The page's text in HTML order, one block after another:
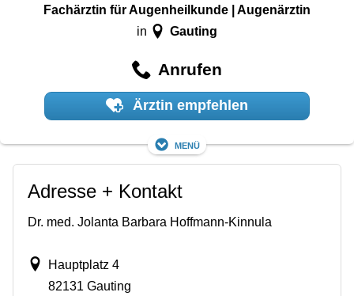
Fachärztin für Augenheilkunde | Augenärztin
in Gauting
Anrufen
Ärztin empfehlen
Menü
Adresse + Kontakt
Dr. med. Jolanta Barbara Hoffmann-Kinnula
Hauptplatz 4
82131 Gauting